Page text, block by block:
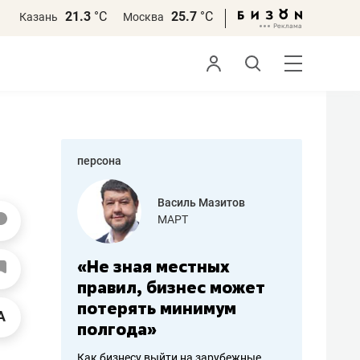
Казань 21.3 °С Москва 25.7 °С
персона
работа
Василь Мазитов
МАРТ
«Не зная местных
правил, бизнес может
потерять минимум
полгода»